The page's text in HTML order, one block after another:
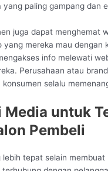
paling gampang dan
juga dapat menghemat
yang mereka mau dengan
info melewati
Perusahaan atau
selalu
Media untuk
Pembeli
tepat selain membuat